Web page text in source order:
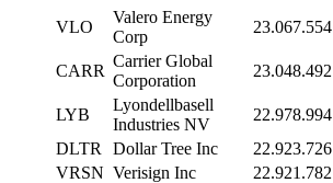
VLO
Valero Energy
Corp
23.067.554
CARR
Carrier Global
Corporation
23.048.492
LYB
Lyondellbasell
Industries NV
22.978.994
DLTR
Dollar Tree Inc 22.923.726
VRSN Verisign Inc 22.921.782